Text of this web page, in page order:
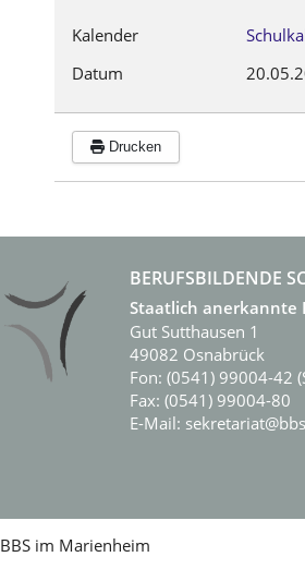
Kalender
Datum
Drucken
BERUFSBILDENDE
Staatlich anerkannte
Gut Sutthausen 1
49082 Osnabrück
Fon: (0541) 99004-42
Fax: (0541) 99004-80
E-Mail:
im Marienheim